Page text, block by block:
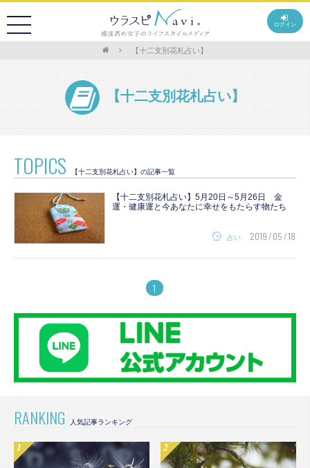
ログイン
【十二支別花札占い】
【十二支別花札占い】
TOPICS 【十二支別花札占い】の記事一覧
【十二支別花札占い】5月20日～5月26日 金
運・健康運と今あなたに幸せをもたらす物たち
占い 2019 / 05 / 18
1
RANKING